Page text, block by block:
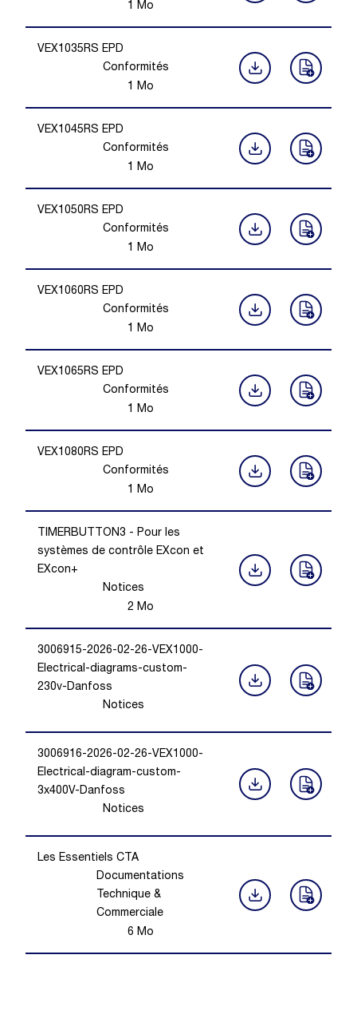
1 Mo
VEX1035RS EPD
Conformités
1 Mo
VEX1045RS EPD
Conformités
1 Mo
VEX1050RS EPD
Conformités
1 Mo
VEX1060RS EPD
Conformités
1 Mo
VEX1065RS EPD
Conformités
1 Mo
VEX1080RS EPD
Conformités
1 Mo
TIMERBUTTON3 - Pour les
systèmes de contrôle EXcon et
EXcon+
Notices
2 Mo
3006915-2026-02-26-VEX1000-
Electrical-diagrams-custom-
230v-Danfoss
Notices
3006916-2026-02-26-VEX1000-
Electrical-diagram-custom-
3x400V-Danfoss
Notices
Les Essentiels CTA
Documentations
Technique &
Commerciale
6 Mo